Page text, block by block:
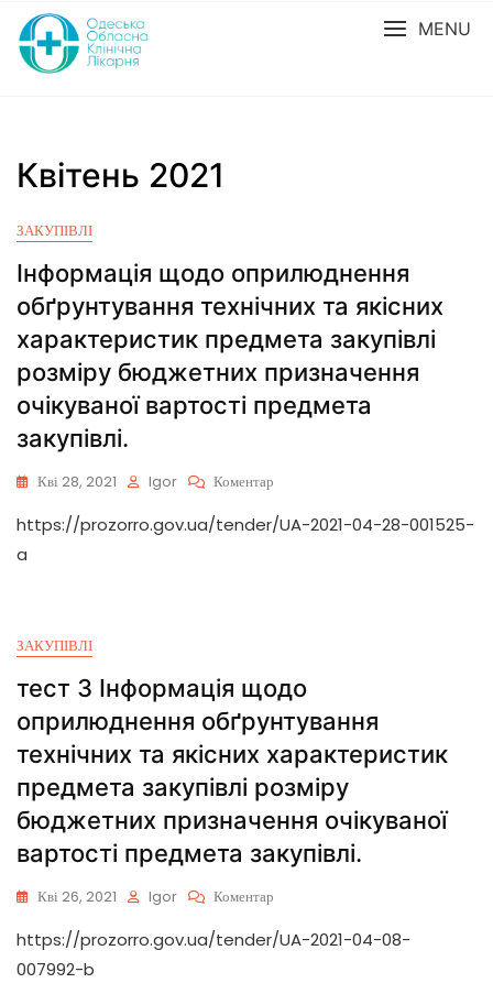
MENU
Квітень 2021
ЗАКУПІВЛІ
Інформація щодо оприлюднення
обґрунтування технічних та якісних
характеристик предмета закупівлі
розміру бюджетних призначення
очікуваної вартості предмета
закупівлі.
Кві 28, 2021 Igor Коментар
https://prozorro.gov.ua/tender/UA-2021-04-28-001525-
a
ЗАКУПІВЛІ
тест 3 Інформація щодо
оприлюднення обґрунтування
технічних та якісних характеристик
предмета закупівлі розміру
бюджетних призначення очікуваної
вартості предмета закупівлі.
Кві 26, 2021 Igor Коментар
https://prozorro.gov.ua/tender/UA-2021-04-08-
007992-b